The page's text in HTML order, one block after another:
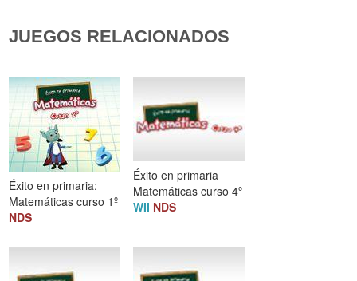
JUEGOS RELACIONADOS
Éxito en primaria:
Matemáticas curso 1º
NDS
Éxito en primaria
Matemáticas curso 4º
WII NDS